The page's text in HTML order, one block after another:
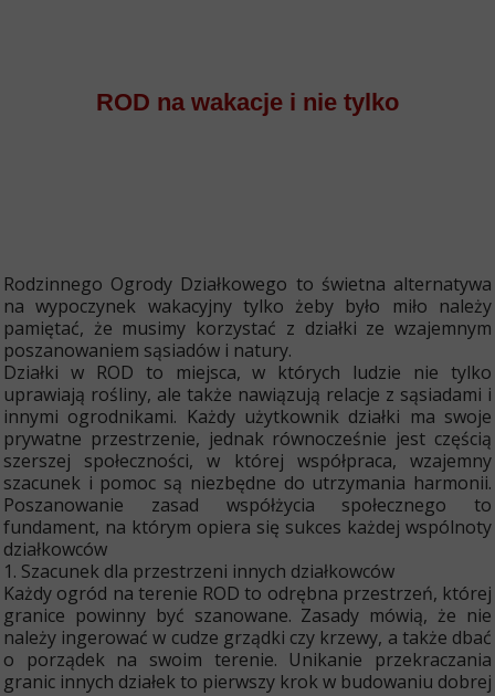
c
a
2
2
5
Rodzinnego Ogrody Działkowego to świetna alternatywa
na wypoczynek wakacyjny tylko żeby było miło należy
pamiętać, że musimy korzystać z działki ze wzajemnym
poszanowaniem sąsiadów i natury.
Działki w ROD to miejsca, w których ludzie nie tylko
uprawiają rośliny, ale także nawiązują relacje z sąsiadami i
innymi ogrodnikami. Każdy użytkownik działki ma swoje
prywatne przestrzenie, jednak równocześnie jest częścią
szerszej społeczności, w której współpraca, wzajemny
szacunek i pomoc są niezbędne do utrzymania harmonii.
Poszanowanie zasad współżycia społecznego to
fundament, na którym opiera się sukces każdej wspólnoty
działkowców
1. Szacunek dla przestrzeni innych działkowców
Każdy ogród na terenie ROD to odrębna przestrzeń, której
granice powinny być szanowane. Zasady mówią, że nie
należy ingerować w cudze grządki czy krzewy, a także dbać
o porządek na swoim terenie. Unikanie przekraczania
granic innych działek to pierwszy krok w budowaniu dobrej
ROD na wakacje i nie tylko